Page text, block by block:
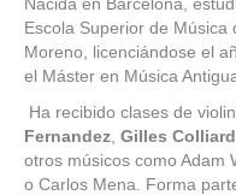
Escola Superior de Música
Moreno, licenciándose el
el Máster en Música
Ha recibido clases de
Fernandez Gilles Colliard
otros músicos como Adam
o Carlos Mena. Forma